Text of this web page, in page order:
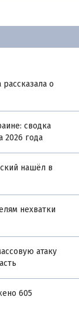
о
сводка
2026 года
нашёл в
нехватки
атаку
605